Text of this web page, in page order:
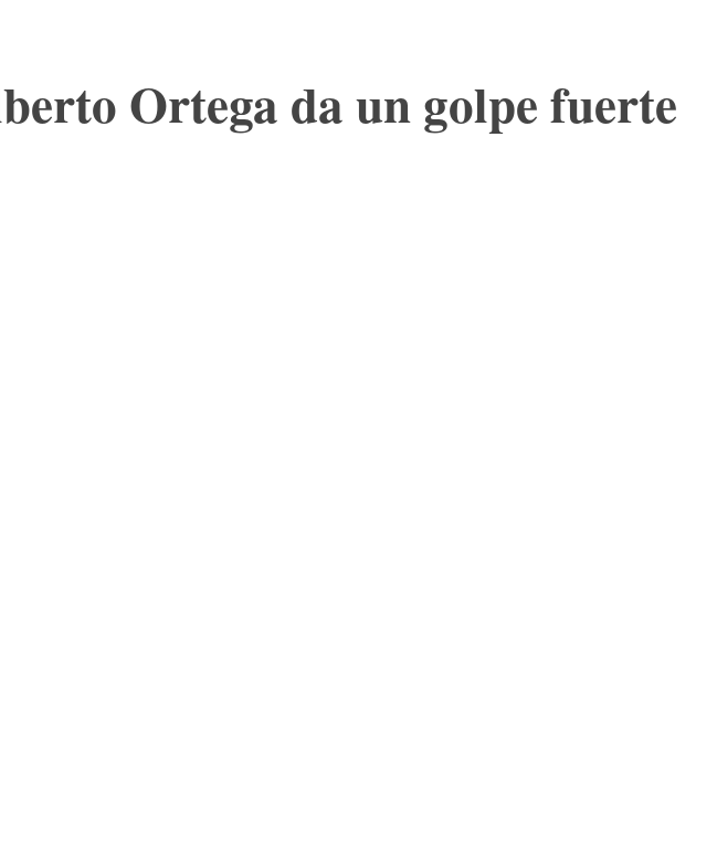
Ortega da un golpe fuerte